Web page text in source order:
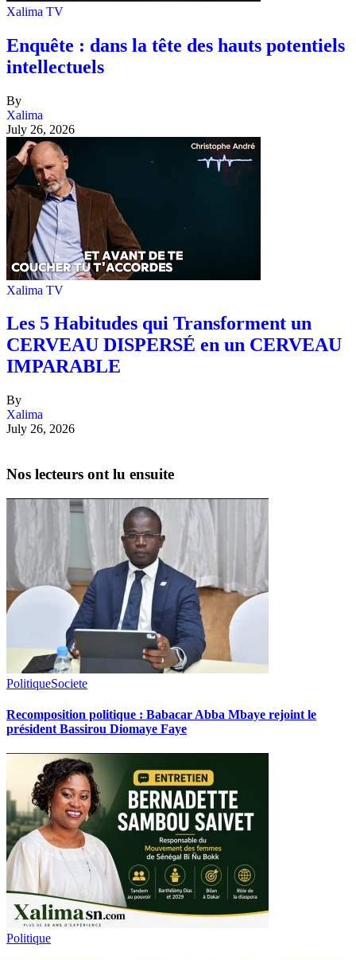
Xalima TV
Enquête : dans la tête des hauts potentiels
intellectuels
By
Xalima
July 26, 2026
Xalima TV
Les 5 Habitudes qui Transforment un
CERVEAU DISPERSÉ en un CERVEAU
IMPARABLE
By
Xalima
July 26, 2026
Nos lecteurs ont lu ensuite
PolitiqueSociete
Recomposition politique : Babacar Abba Mbaye rejoint le
président Bassirou Diomaye Faye
Politique